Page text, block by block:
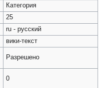
Категория
25
ru - русский
вики-текст
Разрешено
0